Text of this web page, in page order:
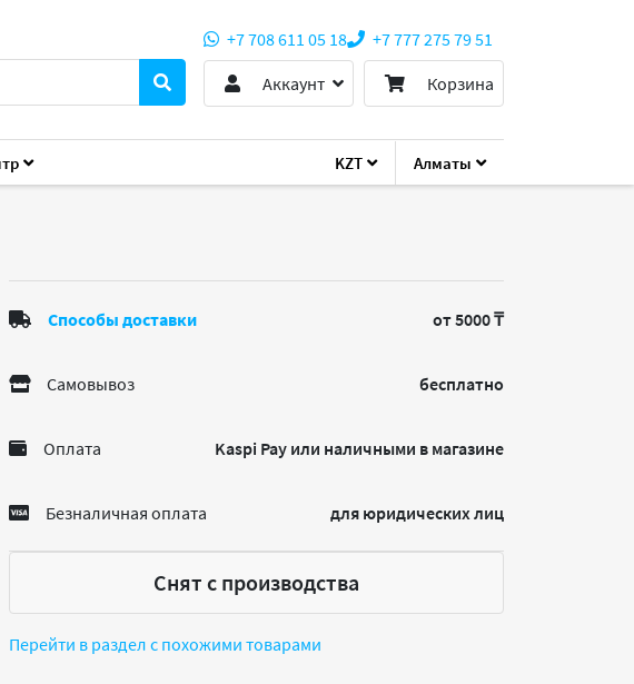
KZT Алматы
+7 708 611 05 18
+7 777 275 79 51
Аккаунт
Корзина
Способы доставки от 5000 ₸
Самовывоз бесплатно
Оплата Kaspi Pay или наличными в магазине
Безналичная оплата для юридических лиц
Снят с производства
Перейти в раздел с похожими товарами